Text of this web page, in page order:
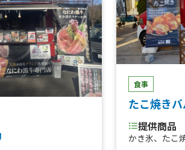
食事
たこ焼き
提供商品
かき氷、たこ